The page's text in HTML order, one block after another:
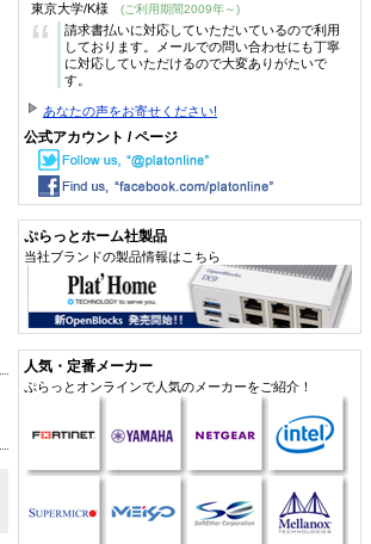
東京大学/K様 (ご利用期間2009年～)
“
請求書払いに対応していただいているので利用
しております。メールでの問い合わせにも丁寧
に対応していただけるので大変ありがたいで
す。
あなたの声をお寄せください!
公式アカウント / ページ
ぷらっとホーム社製品
当社ブランドの製品情報はこちら
人気・定番メーカー
ぷらっとオンラインで人気のメーカーをご紹介！